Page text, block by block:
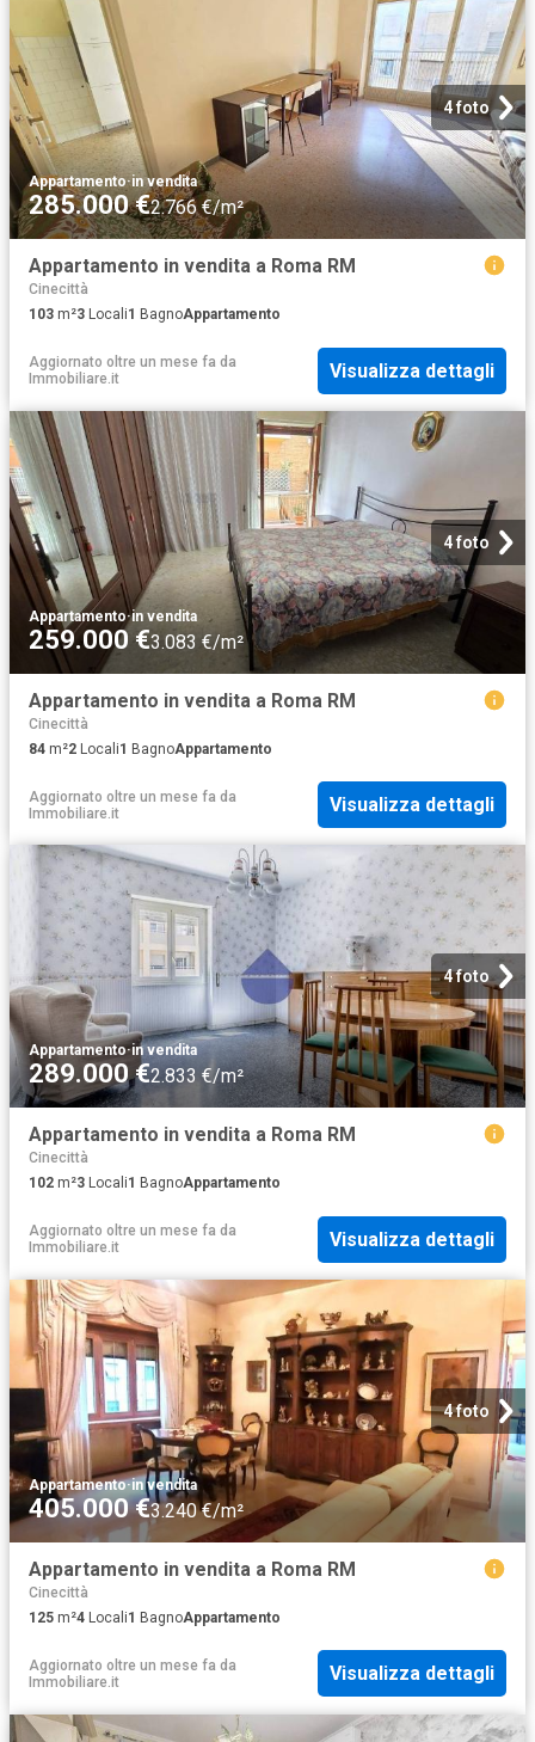
4 foto
Appartamento·in vendita
285.000 €2.766 €/m²
Appartamento in vendita a Roma RM
Cinecittà
103 m²3 Locali1 BagnoAppartamento
Aggiornato oltre un mese fa da
Immobiliare.it
Visualizza dettagli
4 foto
Appartamento·in vendita
259.000 €3.083 €/m²
Appartamento in vendita a Roma RM
Cinecittà
84 m²2 Locali1 BagnoAppartamento
Aggiornato oltre un mese fa da
Immobiliare.it
Visualizza dettagli
4 foto
Appartamento·in vendita
289.000 €2.833 €/m²
Appartamento in vendita a Roma RM
Cinecittà
102 m²3 Locali1 BagnoAppartamento
Aggiornato oltre un mese fa da
Immobiliare.it
Visualizza dettagli
4 foto
Appartamento·in vendita
405.000 €3.240 €/m²
Appartamento in vendita a Roma RM
Cinecittà
125 m²4 Locali1 BagnoAppartamento
Aggiornato oltre un mese fa da
Immobiliare.it
Visualizza dettagli